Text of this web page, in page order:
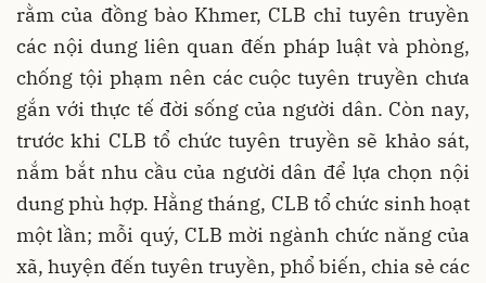
rằm của đồng bào Khmer, CLB chỉ tuyên truyền
các nội dung liên quan đến pháp luật và phòng,
chống tội phạm nên các cuộc tuyên truyền chưa
gắn với thực tế đời sống của người dân. Còn nay,
trước khi CLB tổ chức tuyên truyền sẽ khảo sát,
nắm bắt nhu cầu của người dân để lựa chọn nội
dung phù hợp. Hằng tháng, CLB tổ chức sinh hoạt
một lần; mỗi quý, CLB mời ngành chức năng của
xã, huyện đến tuyên truyền, phổ biến, chia sẻ các